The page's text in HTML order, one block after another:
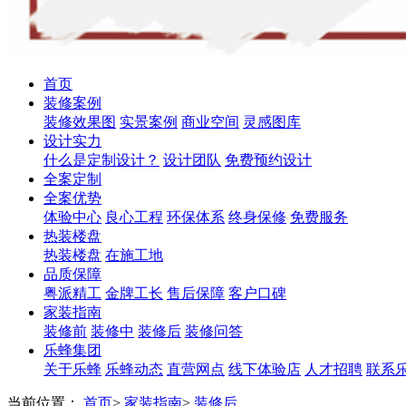
首页
装修案例
装修效果图 实景案例 商业空间 灵感图库
设计实力
什么是定制设计？ 设计团队 免费预约设计
全案定制
全案优势
体验中心 良心工程 环保体系 终身保修 免费服务
热装楼盘
热装楼盘 在施工地
品质保障
粤派精工 金牌工长 售后保障 客户口碑
家装指南
装修前 装修中 装修后 装修问答
乐蜂集团
关于乐蜂 乐蜂动态 直营网点 线下体验店 人才招聘 联系
当前位置： 首页> 家装指南> 装修后